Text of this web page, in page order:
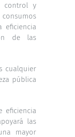
control y
eficiencia
de las
cualquier
pública
eficiencia
las
mayor